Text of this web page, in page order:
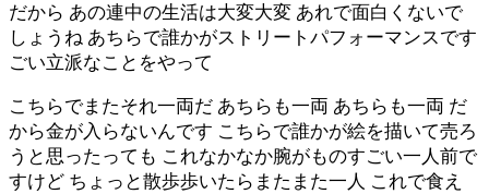
だから あの連中の生活は大変大変 あれで面白くないで
しょうね あちらで誰かがストリートパフォーマンスです
ごい立派なことをやって
こちらでまたそれ一両だ あちらも一両 あちらも一両 だ
から金が入らないんです こちらで誰かが絵を描いて売ろ
うと思ったっても これなかなか腕がものすごい一人前で
すけど ちょっと散歩歩いたらまたまた一人 これで食え